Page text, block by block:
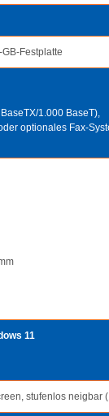
Festplatte
1.000 BaseT),
optionales Fax-
11
stufenlos neigbar